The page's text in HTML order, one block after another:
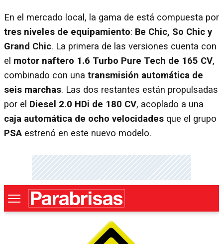
En el mercado local, la gama de está compuesta por
tres niveles de equipamiento: Be Chic, So Chic y
Grand Chic. La primera de las versiones cuenta con
el motor naftero 1.6 Turbo Pure Tech de 165 CV,
combinado con una transmisión automática de
seis marchas. Las dos restantes están propulsadas
por el Diesel 2.0 HDi de 180 CV, acoplado a una
caja automática de ocho velocidades que el grupo
PSA estrenó en este nuevo modelo.